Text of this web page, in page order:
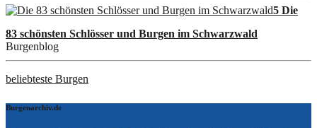
5 Die
83 schönsten Schlösser und Burgen im Schwarzwald
Burgenblog
beliebteste Burgen
Burgenarchiv.de